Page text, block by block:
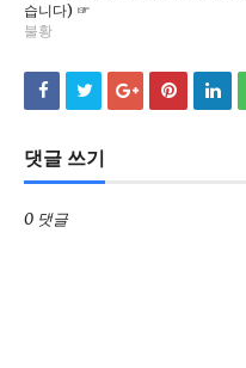
습니다) ☞
불황
댓글 쓰기
0 댓글